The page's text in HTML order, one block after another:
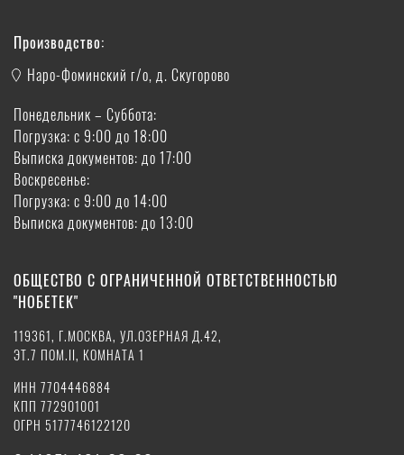
Производство:
Наро-Фоминский г/о, д. Скугорово
Понедельник – Суббота:
Погрузка: с 9:00 до 18:00
Выписка документов: до 17:00
Воскресенье:
Погрузка: с 9:00 до 14:00
Выписка документов: до 13:00
ОБЩЕСТВО С ОГРАНИЧЕННОЙ ОТВЕТСТВЕННОСТЬЮ
"НОБЕТЕК"
119361, Г.МОСКВА, УЛ.ОЗЕРНАЯ Д.42,
ЭТ.7 ПОМ.II, КОМНАТА 1
ИНН 7704446884
КПП 772901001
ОГРН 5177746122120